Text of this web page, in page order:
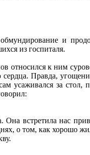
и
из госпиталя.
относился к ним
Правда,
усаживался за стол,
встретила нас
о том, как хорошо